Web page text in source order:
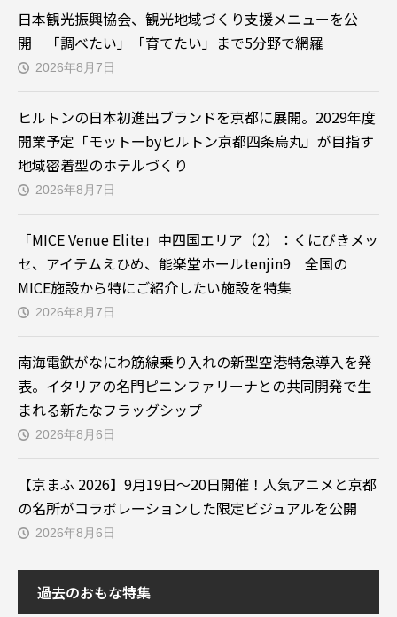
日本観光振興協会、観光地域づくり支援メニューを公
開 「調べたい」「育てたい」まで5分野で網羅
2026年8月7日
ヒルトンの日本初進出ブランドを京都に展開。2029年度
開業予定「モットーbyヒルトン京都四条烏丸」が目指す
地域密着型のホテルづくり
2026年8月7日
「MICE Venue Elite」中四国エリア（2）：くにびきメッ
セ、アイテムえひめ、能楽堂ホールtenjin9 全国の
MICE施設から特にご紹介したい施設を特集
2026年8月7日
南海電鉄がなにわ筋線乗り入れの新型空港特急導入を発
表。イタリアの名門ピニンファリーナとの共同開発で生
まれる新たなフラッグシップ
2026年8月6日
【京まふ 2026】9月19日～20日開催！人気アニメと京都
の名所がコラボレーションした限定ビジュアルを公開
2026年8月6日
過去のおもな特集